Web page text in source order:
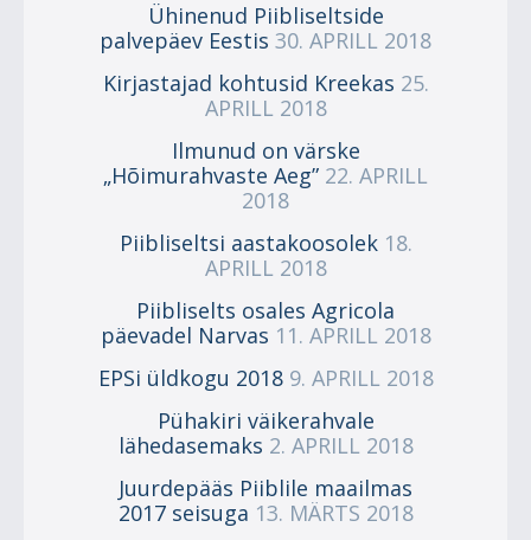
Ühinenud Piibliseltside
palvepäev Eestis 30. APRILL 2018
Kirjastajad kohtusid Kreekas 25.
APRILL 2018
Ilmunud on värske
„Hõimurahvaste Aeg” 22. APRILL
2018
Piibliseltsi aastakoosolek 18.
APRILL 2018
Piibliselts osales Agricola
päevadel Narvas 11. APRILL 2018
EPSi üldkogu 2018 9. APRILL 2018
Pühakiri väikerahvale
lähedasemaks 2. APRILL 2018
Juurdepääs Piiblile maailmas
2017 seisuga 13. MÄRTS 2018